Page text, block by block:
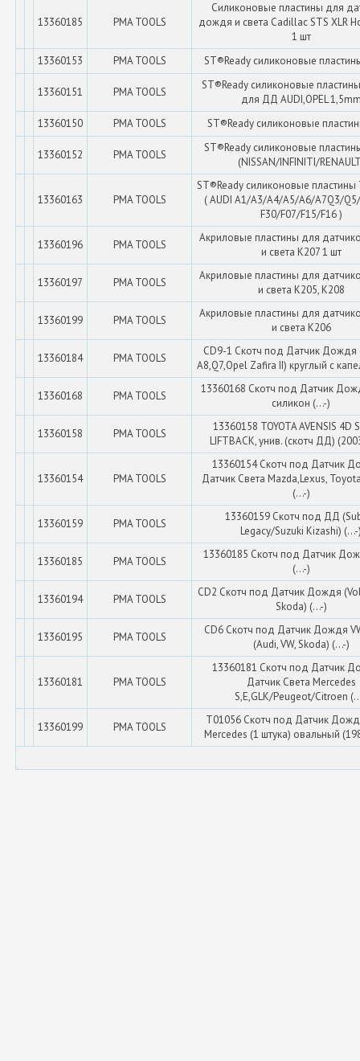
13360185 PMA TOOLS
Силиконовые пластины для
дождя и света Cadillac STS XLR
1 шт
13360153
PMA TOOLS ST®Ready силиконовые
13360151 PMA TOOLS
ST®Ready силиконовые
для ДД AUDI,OPEL
13360150
PMA TOOLS ST®Ready силиконовые
13360152 PMA TOOLS
ST®Ready силиконовые
(NISSAN/INFINITI/
13360163 PMA TOOLS
ST®Ready силиконовые
( AUDI A1/A3/A4/A5/A6/A7Q3/
F30/F07/F15/F16 )
13360196 PMA TOOLS
Акриловые пластины для
и света K207 1 шт
13360197 PMA TOOLS
Акриловые пластины для
и света K205, K208
13360199 PMA TOOLS
Акриловые пластины для
и света K206
13360184 PMA TOOLS
CD9-1 Скотч под Датчик Дождя
A8,Q7,Opel Zafira II) круглый с
13360168 PMA TOOLS
13360168 Скотч под Датчик
силикон (...-)
13360158 PMA TOOLS
13360158 TOYOTA AVENSIS 4D
LIFTBACK, унив. (скотч ДД)
13360154 PMA TOOLS
13360154 Скотч под Датчик
Датчик Света Mazda,Lexus,
(...-)
13360159 PMA TOOLS
13360159 Скотч под ДД
Legacy/Suzuki Kizashi)
13360185 PMA TOOLS
13360185 Скотч под Датчик
(...-)
13360194 PMA TOOLS
CD2 Скотч под Датчик Дождя
Skoda) (...-)
13360195 PMA TOOLS
CD6 Скотч под Датчик Дождя
(Audi, VW, Skoda) (...-)
13360181 PMA TOOLS
13360181 Скотч под Датчик
Датчик Света Mercedes
S,E,GLK/Peugeot/Citroen
13360199 PMA TOOLS
T01056 Скотч под Датчик
Mercedes (1 штука) овальный